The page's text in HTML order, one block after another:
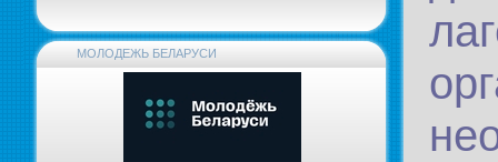
МОЛОДЕЖЬ БЕЛАРУСИ